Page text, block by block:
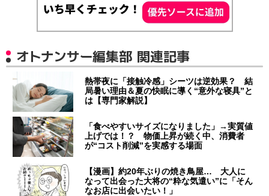
オトナンサー編集部 関連記事
熱帯夜に「接触冷感」シーツは逆効果？ 結
局暑い理由＆夏の快眠に導く“意外な寝具”と
は【専門家解説】
「食べやすいサイズになりました」→実質値
上げでは！？ 物価上昇が続く中、消費者
が“コスト削減”を実感する場面
【漫画】約20年ぶりの焼き鳥屋… 大人に
なって出会った大将の“粋な気遣い”に「そん
なお店に出会いたい！」